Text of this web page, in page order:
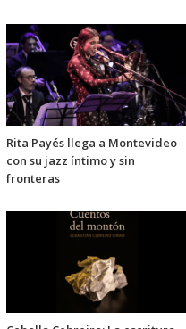
Rita Payés llega a Montevideo
con su jazz íntimo y sin
fronteras